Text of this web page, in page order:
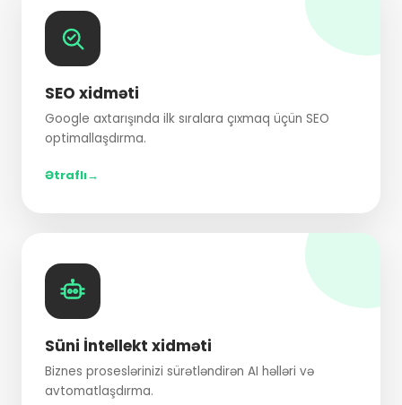
SEO xidməti
Google axtarışında ilk sıralara çıxmaq üçün SEO
optimallaşdırma.
Ətraflı
Süni İntellekt xidməti
Biznes proseslərinizi sürətləndirən AI həlləri və
avtomatlaşdırma.